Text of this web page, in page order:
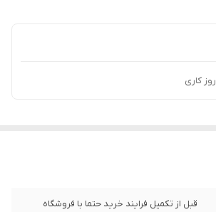
روز کاری
قبل از تکمیل فرایند خرید حتما با فروشگاه